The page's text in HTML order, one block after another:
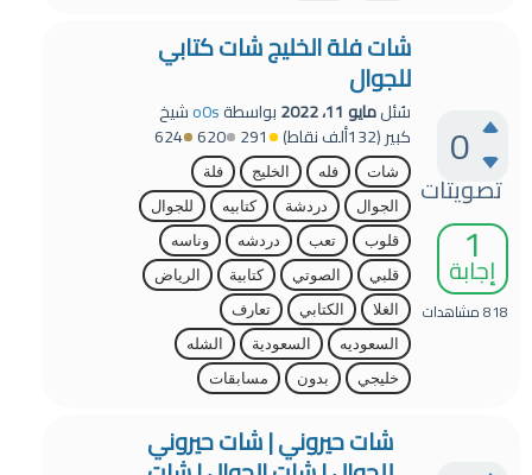
0
تصويتات
1
إجابة
818مشاهدات
شات فلة الخليج شات كتابي
للجوال
سُئلمايو 11، 2022 بواسطةo0sشيخ
كبير(132ألف نقاط) 291
620
624
شات فله الخليج
فلة
الجوال
دردشة كتابيه
للجوال
قلوب
تعب دردشه
وناسه
قلبي
الصوتي كتابية
الرياض
الغلا
الكتابي
تعارف
السعوديه
السعودية
الشله
خليجي
بدون مسابقات
شات حيروني | شات حيروني